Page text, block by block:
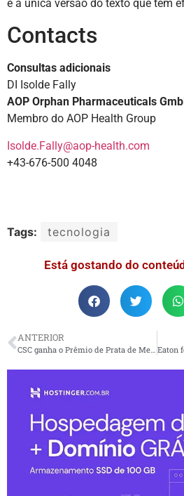
é a única versão do texto que tem
Contacts
Consultas adicionais
DI Isolde Fally
AOP Orphan Pharmaceuticals
Membro do AOP Health Group
Isolde.Fally@aop-health.com
+43-676-500 4048
Tags: tecnologia
Está gostando do
ANTERIOR
CSC ganha o Prêmio de Prata de Melhor Registrador em 2022 pela HKIRC